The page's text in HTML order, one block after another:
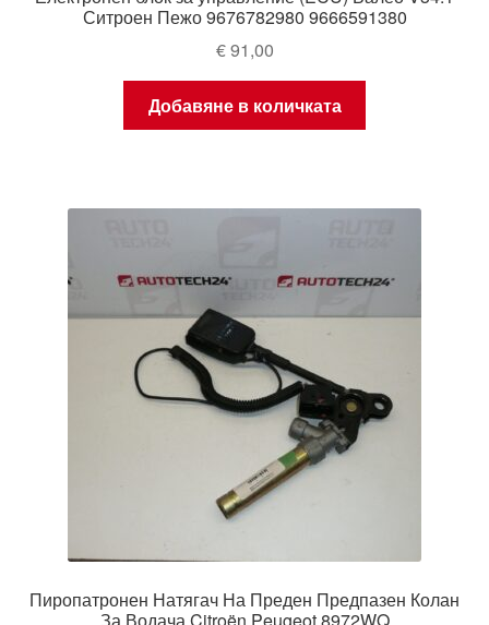
Ситроен Пежо 9676782980 9666591380
€91,00
Добавяне в количката
Пиропатронен Натягач На Преден Предпазен Колан